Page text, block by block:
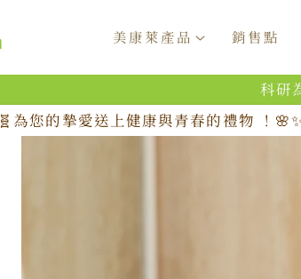
美康萊產品 銷售點
科研
🧬為您的摯愛送上健康與青春的禮物 ！